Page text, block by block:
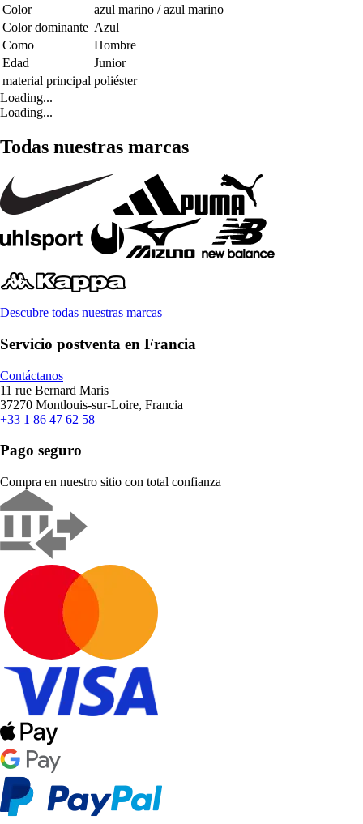
Color
azul marino / azul marino
Color dominante Azul
Como
Hombre
Edad
Junior
material principal poliéster
Loading...
Loading...
Todas nuestras marcas
Descubre todas nuestras marcas
Servicio postventa en Francia
Contáctanos
11 rue Bernard Maris
37270 Montlouis-sur-Loire, Francia
+33 1 86 47 62 58
Pago seguro
Compra en nuestro sitio con total confianza